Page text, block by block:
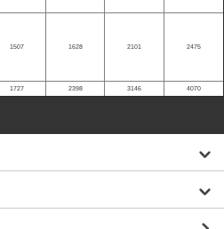
1507 1628 2101 2475
1727 2398 3146 4070